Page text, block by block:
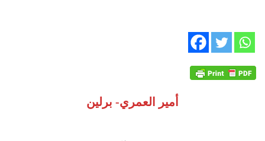
أمير العمري- برلين